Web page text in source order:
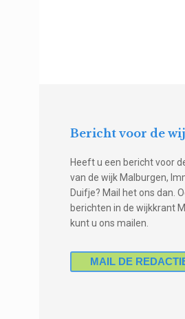
Bericht voor de
Heeft u een bericht voor
van de wijk Malburgen,
Duifje? Mail het ons dan.
berichten in de wijkkrant
kunt u ons mailen.
MAIL DE